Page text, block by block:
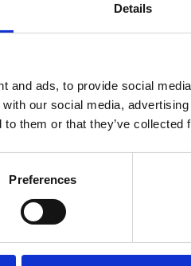
Details
and ads, to provide social
our social media,
to them or that they’ve
Preferences
få eksklusive tilbud
inspirasjon rett i
Ja takk! Jeg vil gjerne få